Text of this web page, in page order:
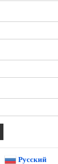
Русский